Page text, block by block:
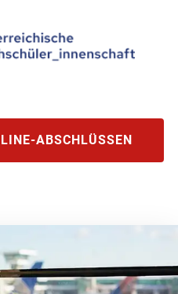
ABSCHLÜSSEN